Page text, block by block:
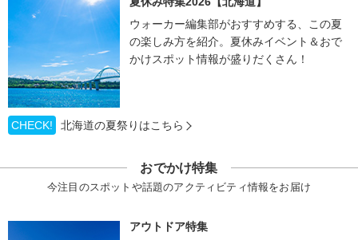
ウォーカー編集部がおすすめする、この夏
の楽しみ方を紹介。夏休みイベント＆おで
かけスポット情報が盛りだくさん！
CHECK! 北海道の夏祭りはこちら
おでかけ特集
今注目のスポットや話題のアクティビティ情報をお届け
アウトドア特集